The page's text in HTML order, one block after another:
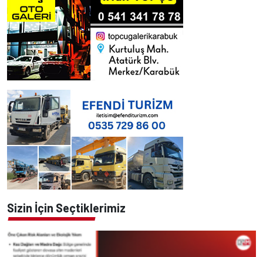
Sizin İçin Seçtiklerimiz